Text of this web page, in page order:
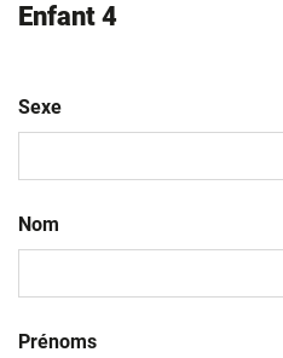
Enfant 4
Sexe
Nom
Prénoms